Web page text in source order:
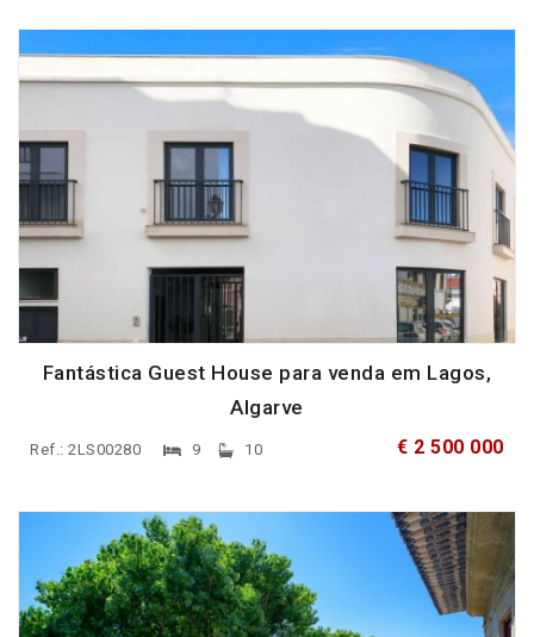
Fantástica Guest House para venda em Lagos,
Algarve
Ref.: 2LS00280 9 10 € 2 500 000